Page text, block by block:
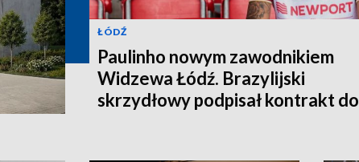
ŁÓDŹ
Paulinho nowym zawodnikiem
Widzewa Łódź. Brazylijski
skrzydłowy podpisał kontrakt do